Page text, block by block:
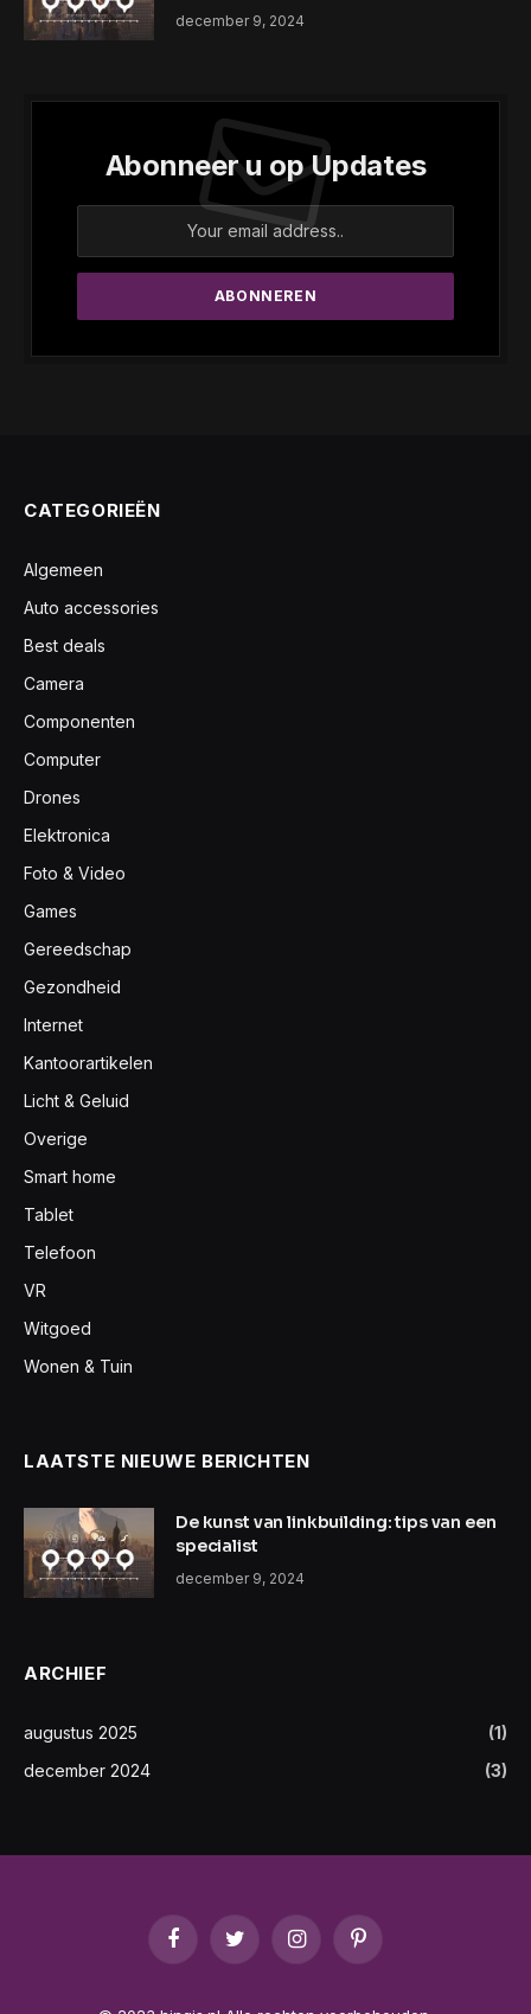
december 9, 2024
Abonneer u op Updates
CATEGORIEËN
Algemeen
Auto accessories
Best deals
Camera
Componenten
Computer
Drones
Elektronica
Foto & Video
Games
Gereedschap
Gezondheid
Internet
Kantoorartikelen
Licht & Geluid
Overige
Smart home
Tablet
Telefoon
VR
Witgoed
Wonen & Tuin
LAATSTE NIEUWE BERICHTEN
De kunst van linkbuilding: tips van een
specialist
december 9, 2024
ARCHIEF
augustus 2025
(1)
december 2024
(3)
FacebookTwitter InstagramPinterest